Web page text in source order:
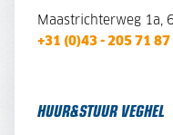
Maastrichterweg 1a,
+31 (0)43 - 205 71 87
HUUR&STUUR VEGHEL